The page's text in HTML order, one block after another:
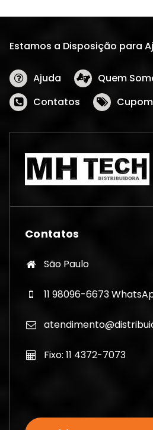
Estamos a Disposição para
Ajuda
Quem
Contatos
Cupom
Contatos
São Paulo
11 98096-6673
Fixo: 11 4372-7073